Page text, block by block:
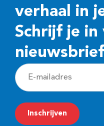
verhaal in
Schrijf je in
E
-
m
a
Inschrijven